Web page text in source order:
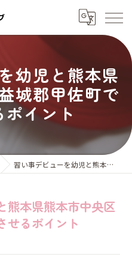
幼児と熊本県
城郡甲佐町で
イント
習い事デビューを幼児と熊本県熊本市中央区上益城郡甲佐町で成功させるポイント
熊本県熊本市中央区
せるポイント